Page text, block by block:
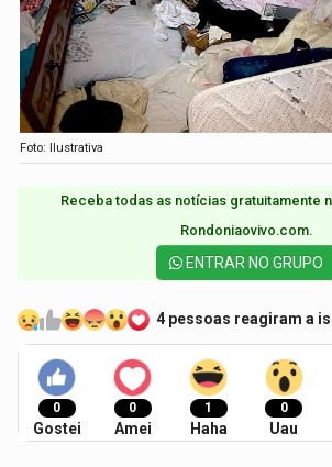
Foto: Ilustrativa
Receba todas as notícias gratuitamente
Rondoniaovivo.com.​
ENTRAR NO GRUPO
4 pessoas reagiram a
0
Gostei
0
Amei
1
Haha
0
Uau